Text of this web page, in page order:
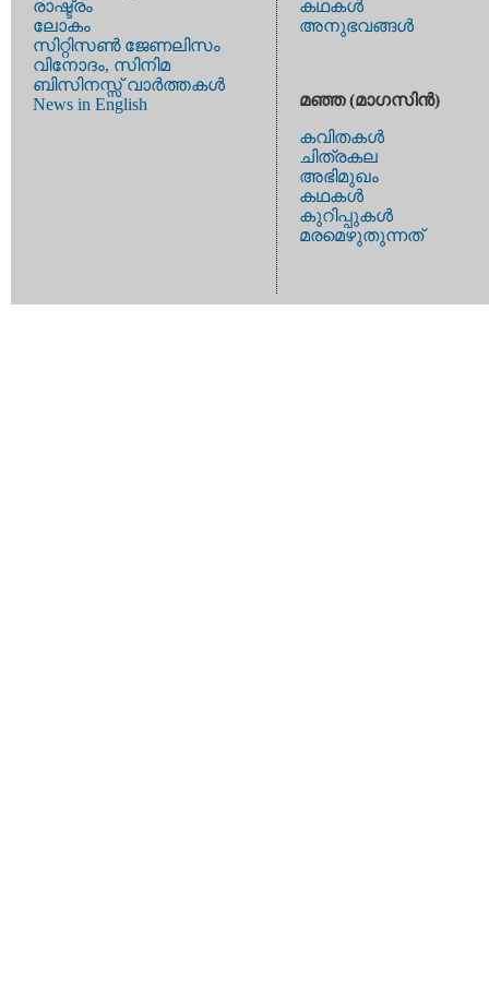
രാഷ്ട്രം
ലോകം
സിറ്റിസണ്‍ ജേണലിസം
വിനോദം, സിനിമ
ബിസിനസ്സ് വാര്‍ത്തകള്‍
News in English
കഥകള്‍
അനുഭവങ്ങള്‍
മഞ്ഞ (മാഗസിന്‍)
കവിതകള്‍
ചിത്രകല
അഭിമുഖം
കഥകള്‍
കുറിപ്പുകള്‍
മരമെഴുതുന്നത്